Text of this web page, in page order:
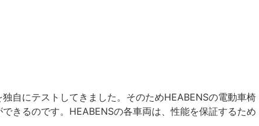
自にテストしてきました。そのためHEABENSの電動車椅
きるのです。HEABENSの各車両は、性能を保証するため